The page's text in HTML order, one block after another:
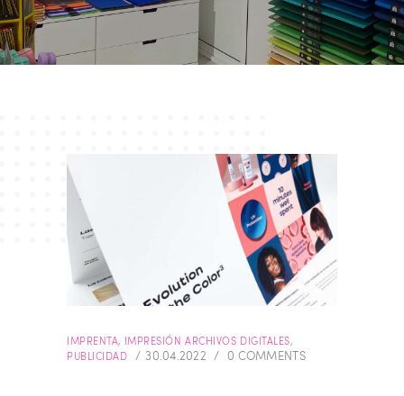
IMPRENTA, IMPRESIÓN ARCHIVOS DIGITALES,
PUBLICIDAD
30.04.2022 0 COMMENTS